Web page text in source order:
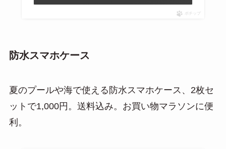
ポチップ
防水スマホケース
夏のプールや海で使える防水スマホケース、2枚セ
ットで1,000円。送料込み。お買い物マラソンに便
利。